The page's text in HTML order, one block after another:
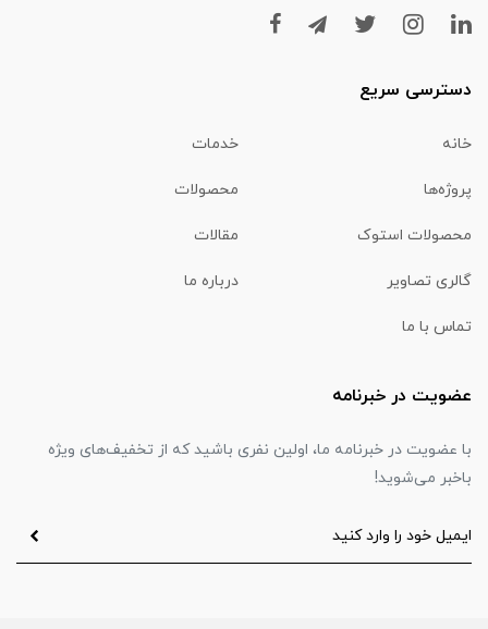
دسترسی سریع
خانه خدمات
پروژه‌ها محصولات
محصولات استوک مقالات
گالری تصاویر درباره ما
تماس با ما
عضویت در خبرنامه
با عضویت در خبرنامه ما، اولین نفری باشید که از تخفیف‌های ویژه
باخبر می‌شوید!